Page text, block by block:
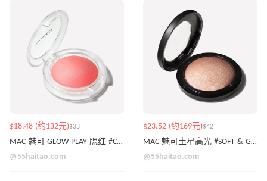
$18.48 (约132元)$33
MAC 魅可 GLOW PLAY 腮红 #CHEER UP
@55haitao.com
$23.52 (约169元)$42
MAC 魅可土星高光 #SOFT & GENTLE
@55haitao.com